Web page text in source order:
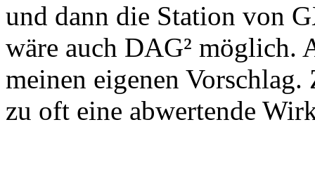
und dann die Station von
wäre auch DAG² möglich.
meinen eigenen
zu oft eine abwertende